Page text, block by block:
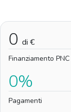
0 di €
Finanziamento PNC
0%
Pagamenti